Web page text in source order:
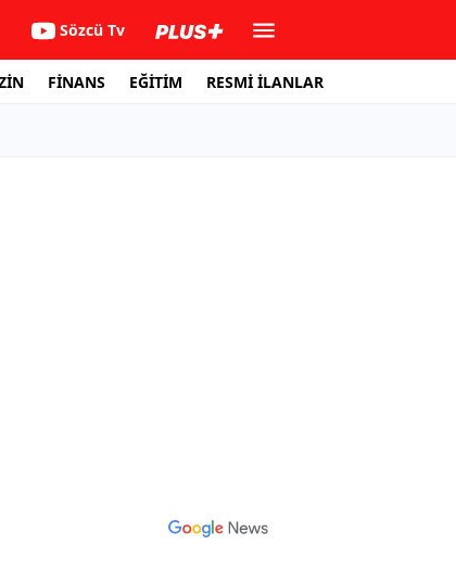
Sözcü Tv
FİNANS EĞİTİM RESMİ İLANLAR